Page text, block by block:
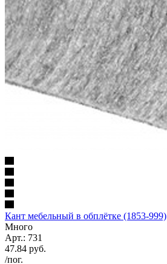
Кант мебельный в обплётке (1853-999)
Много
Арт.: 731
47.84 руб.
/пог.